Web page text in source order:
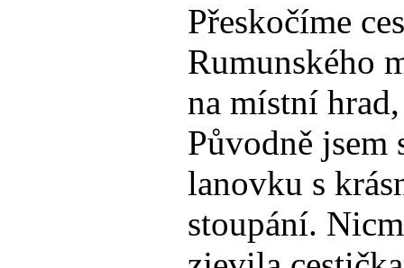
Přeskočíme
Rumunského
na místní
Původně jsem
lanovku s
stoupání.